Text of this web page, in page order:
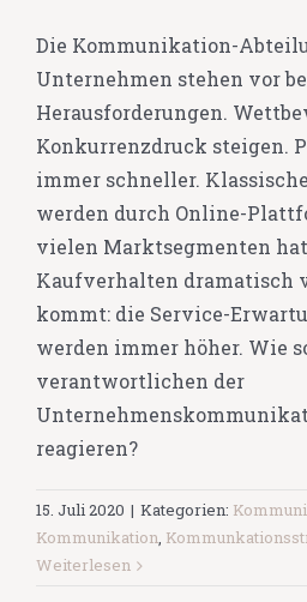
Die Kommunikation-
Unternehmen stehen vor
Herausforderungen.
Konkurrenzdruck steigen.
immer schneller.
werden durch Online-
vielen Marktsegmenten
Kaufverhalten dramatisch
kommt: die Service-
werden immer höher. Wie
verantwortlichen der
reagieren?
15. Juli 2020 | Kategorien:
Kommunikation,
Weiterlesen